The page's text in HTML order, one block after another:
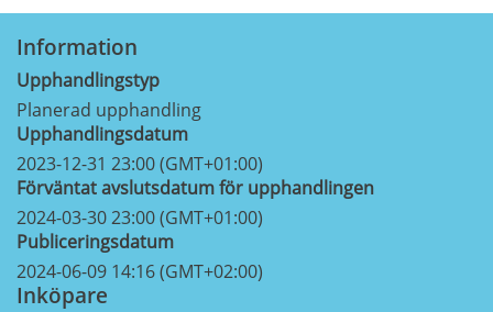
Information
Upphandlingstyp
Planerad upphandling
Upphandlingsdatum
2023-12-31 23:00 (GMT+01:00)
Förväntat avslutsdatum för upphandlingen
2024-03-30 23:00 (GMT+01:00)
Publiceringsdatum
2024-06-09 14:16 (GMT+02:00)
Inköpare